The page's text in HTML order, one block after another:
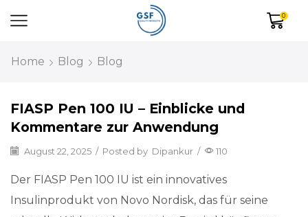
0
Home Blog Blog
FIASP Pen 100 IU – Einblicke und
Kommentare zur Anwendung
August 22, 2025 / Posted by Dipankur / 110
Der FIASP Pen 100 IU ist ein innovatives
Insulinprodukt von Novo Nordisk, das für seine